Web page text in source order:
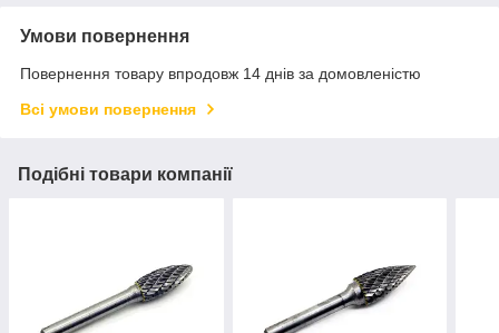
Умови повернення
Повернення товару впродовж 14 днів за домовленістю
Всі умови повернення
Подібні товари компанії